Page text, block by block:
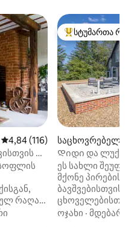
საშუალო შეფასებაა 5‑დან
4,84 (116)
და
რაღაც
სტუმართა
სტუმართა
საცხოვრებელი
Დიდი და ლუქს-
ქალაქგარე
ეს სახლი
მქონე
ბავშვებისთვის
ცხოველებისთვის.
ქალაქგარეთ
ოჯახი ·